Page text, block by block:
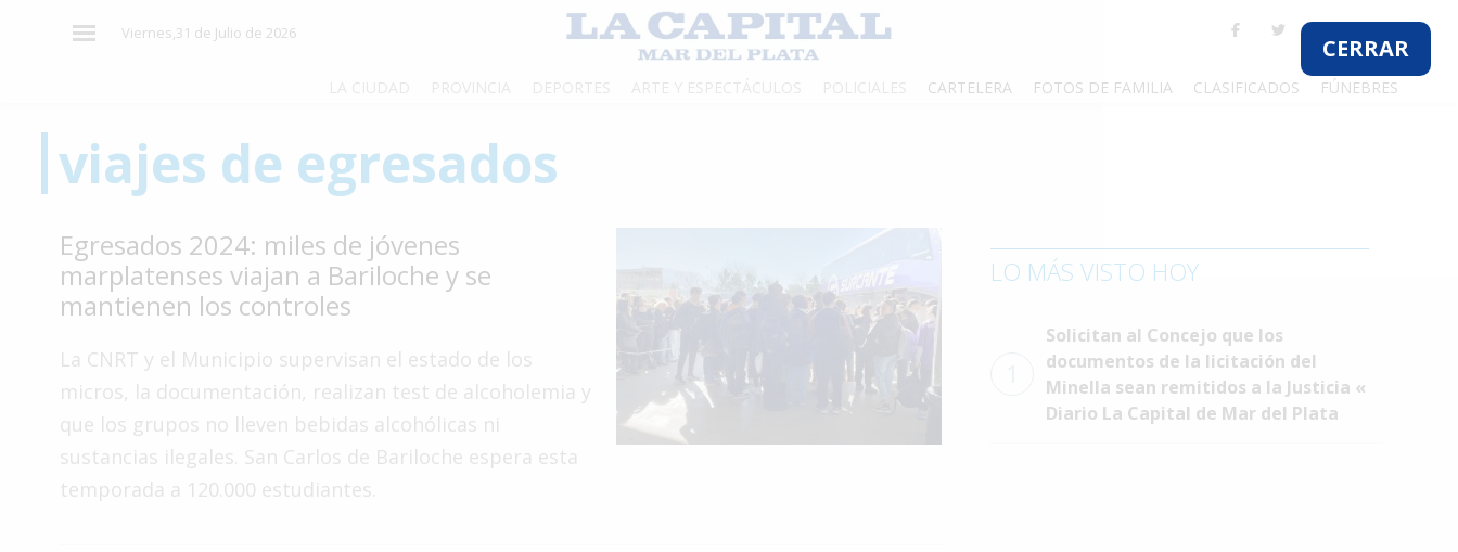
CERRAR
Viernes,31 de Julio de 2026
CARTELERA FOTOS DE FAMILIA CLASIFICADOS FÚNEBRES
Mundo
Zona
Cultura
Tecnología
Gastronomía
viajes de egresados
Egresados 2024: miles de jóvenes
marplatenses viajan a Bariloche y se
mantienen los controles
La CNRT y el Municipio supervisan el estado de los
micros, la documentación, realizan test de alcoholemia y
que los grupos no lleven bebidas alcohólicas ni
sustancias ilegales. San Carlos de Bariloche espera esta
temporada a 120.000 estudiantes.
LO MÁS VISTO HOY
Solicitan al Concejo que los
documentos de la licitación del
Minella sean remitidos a la Justicia «
Diario La Capital de Mar del Plata